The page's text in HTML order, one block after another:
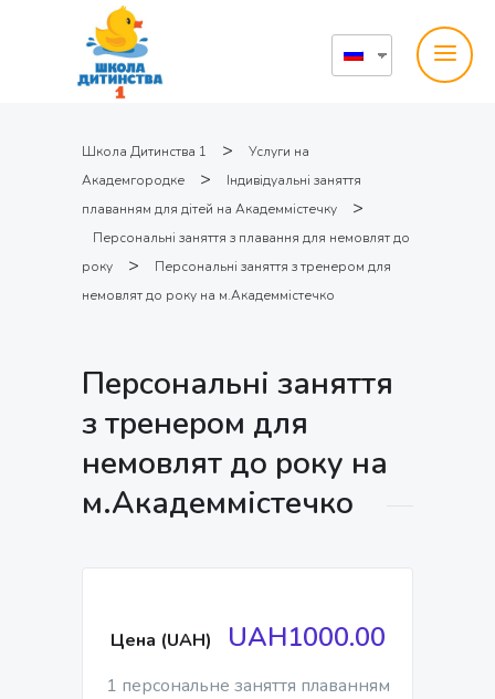
Школа Дитинства 1 >
Услуги на
Академгородке
>
Індивідуальні заняття
плаванням для дітей на Академмістечку
>
Персональні заняття з плавання для немовлят до
року
>
Персональні заняття з тренером для
немовлят до року на м.Академмістечко
Персональні заняття
з тренером для
немовлят до року на
м.Академмістечко
Цена (UAH) UAH1000.00
1 персональне заняття плаванням